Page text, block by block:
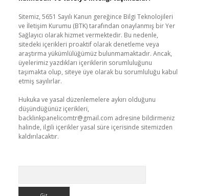
Sitemiz, 5651 Sayılı Kanun gereğince Bilgi Teknolojileri
ve İletişim Kurumu (BTK) tarafından onaylanmış bir Yer
Sağlayıcı olarak hizmet vermektedir. Bu nedenle,
sitedeki içerikleri proaktif olarak denetleme veya
araştırma yükümlülüğümüz bulunmamaktadır. Ancak,
üyelerimiz yazdıkları içeriklerin sorumluluğunu
taşımakta olup, siteye üye olarak bu sorumluluğu kabul
etmiş sayılırlar.
Hukuka ve yasal düzenlemelere aykırı olduğunu
düşündüğünüz içerikleri,
backlinkpanelicomtr@gmail.com adresine bildirmeniz
halinde, ilgili içerikler yasal süre içerisinde sitemizden
kaldırılacaktır.